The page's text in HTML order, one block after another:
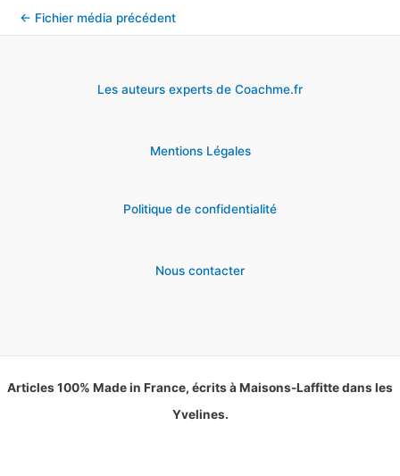
← Fichier média précédent
Les auteurs experts de Coachme.fr
Mentions Légales
Politique de confidentialité
Nous contacter
Articles 100% Made in France, écrits à Maisons-Laffitte dans les
Yvelines.